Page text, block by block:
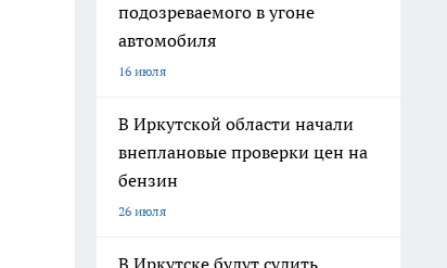
подозреваемого в угоне
автомобиля
16 июля
В Иркутской области начали
внеплановые проверки цен на
бензин
26 июля
В Иркутске будут судить